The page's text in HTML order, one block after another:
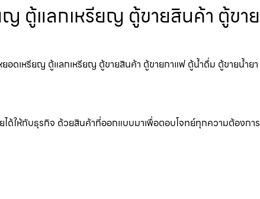
ตู้แลกเหรียญ ตู้ขายสินค้า ตู้ขาย
อดเหรียญ ตู้แลกเหรียญ ตู้ขายสินค้า ตู้ขายกาแฟ ตู้น้ำดื่ม ตู้ขายน้ำยา
ได้ให้กับธุรกิจ ด้วยสินค้าที่ออกแบบมาเพื่อตอบโจทย์ทุกความต้องการ